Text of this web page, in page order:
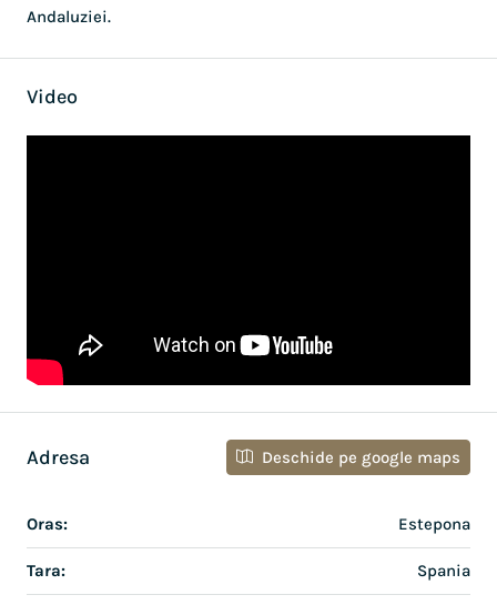
Andaluziei.
Video
Adresa Deschide pe google maps
Oras: Estepona
Tara: Spania